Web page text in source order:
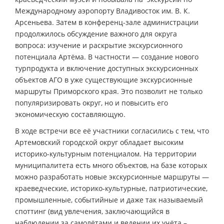
Международному аэропорту Владивосток им. В. К.
Арсеньева. Затем в конференц-зале администрации
продолжилось обсуждение важного для округа
вопроса: изучение и раскрытие экскурсионного
потенциала Артёма. В частности — создание нового
турпродукта и включение доступных экскурсионных
объектов АГО в уже существующие экскурсионные
маршруты Приморского края. Это позволит не только
популяризировать округ, но и повысить его
экономическую составляющую.
В ходе встречи все её участники согласились с тем, что
Артемовский городской округ обладает высоким
историко-культурным потенциалом. На территории
муниципалитета есть много объектов, на базе которых
можно разработать новые экскурсионные маршруты —
краеведческие, историко-культурные, патриотические,
промышленные, событийные и даже так называемый
споттинг (вид увлечения, заключающийся в